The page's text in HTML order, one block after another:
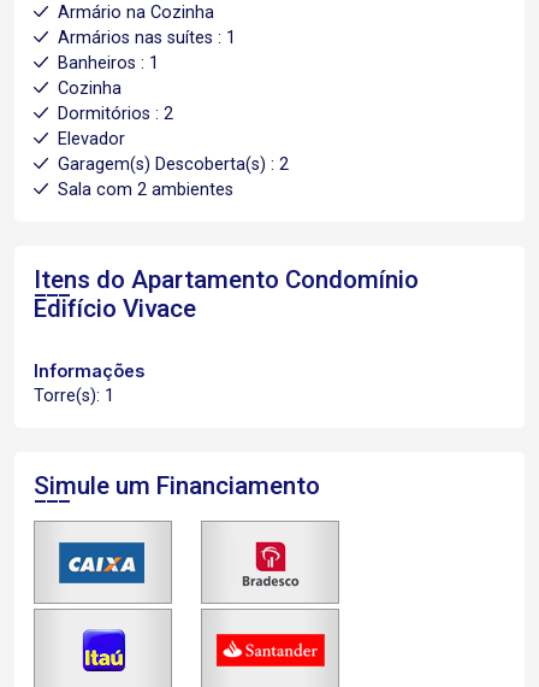
Armário na Cozinha
Armários nas suítes : 1
Banheiros : 1
Cozinha
Dormitórios : 2
Elevador
Garagem(s) Descoberta(s) : 2
Sala com 2 ambientes
Itens do Apartamento Condomínio
Edifício Vivace
Informações
Torre(s): 1
Simule um Financiamento